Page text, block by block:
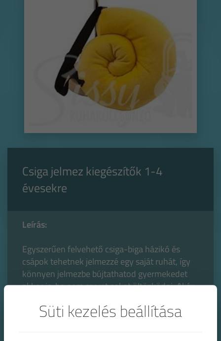
Csiga jelmez kiegészítők 1-4
évesekre
Leírás:
Egyszerűen felvehető csiga-biga házikó és
csápok tehetnek jelmezzé egy saját ruhát, így
könnyen jelmezbe bújtathatod gyermekedet
akkor is, ha nem szeret sokat öltözködni. Akár
képzelheti magát.A képet lapozva meglátod....
Süti kezelés beállítása